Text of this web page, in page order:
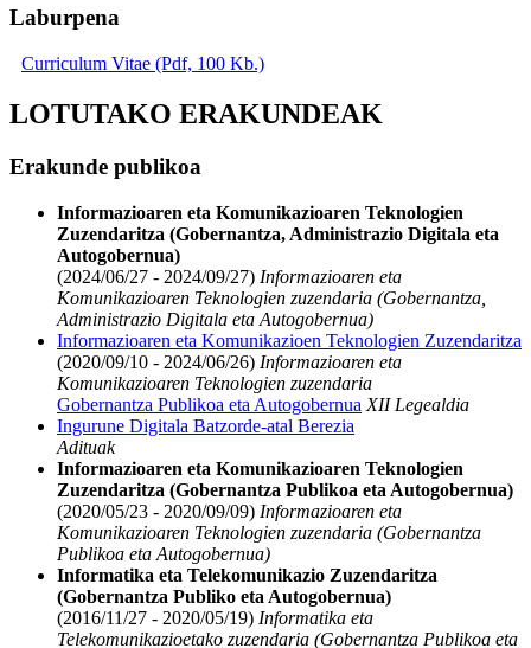
Laburpena
Curriculum Vitae (Pdf, 100 Kb.)
LOTUTAKO ERAKUNDEAK
Erakunde publikoa
Informazioaren eta Komunikazioaren Teknologien
Zuzendaritza (Gobernantza, Administrazio Digitala eta
Autogobernua)
(2024/06/27 - 2024/09/27) Informazioaren eta
Komunikazioaren Teknologien zuzendaria (Gobernantza,
Administrazio Digitala eta Autogobernua)
Informazioaren eta Komunikazioen Teknologien Zuzendaritza
(2020/09/10 - 2024/06/26) Informazioaren eta
Komunikazioaren Teknologien zuzendaria
Gobernantza Publikoa eta Autogobernua XII Legealdia
Ingurune Digitala Batzorde-atal Berezia
Adituak
Informazioaren eta Komunikazioaren Teknologien
Zuzendaritza (Gobernantza Publikoa eta Autogobernua)
(2020/05/23 - 2020/09/09) Informazioaren eta
Komunikazioaren Teknologien zuzendaria (Gobernantza
Publikoa eta Autogobernua)
Informatika eta Telekomunikazio Zuzendaritza
(Gobernantza Publiko eta Autogobernua)
(2016/11/27 - 2020/05/19) Informatika eta
Telekomunikazioetako zuzendaria (Gobernantza Publikoa eta